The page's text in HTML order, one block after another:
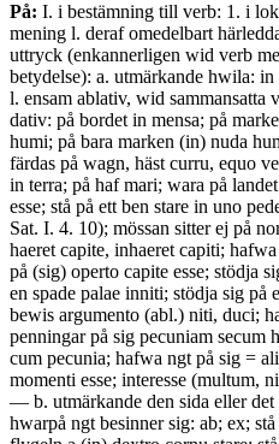
På: I. i bestämning till verb: 1. i
mening l. deraf omedelbart
uttryck (enkannerligen wid verb
betydelse): a. utmärkande hwila:
l. ensam ablativ, wid sammansatta
dativ: på bordet in mensa; på
humi; på bara marken (in) nuda
färdas på wagn, häst curru, equo
in terra; på haf mari; wara på
esse; stå på ett ben stare in uno
Sat. I. 4. 10); mössan sitter ej på
haeret capite, inhaeret capiti; hafwa
på (sig) operto capite esse; stödja
en spade palae inniti; stödja sig på
bewis argumento (abl.) niti, duci;
penningar på sig pecuniam secum
cum pecunia; hafwa ngt på sig =
momenti esse; interesse (multum,
— b. utmärkande den sida eller det
hwarpå ngt besinner sig: ab; ex;